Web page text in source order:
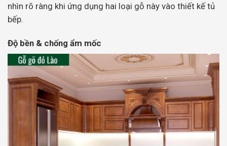
nhìn rõ ràng khi ứng dụng hai loại gỗ này vào thiết kế tủ
bếp.
Độ bền & chống ẩm mốc